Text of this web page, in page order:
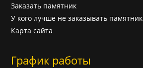
Заказать памятник
У кого лучше не заказывать памятник
Карта сайта
График работы